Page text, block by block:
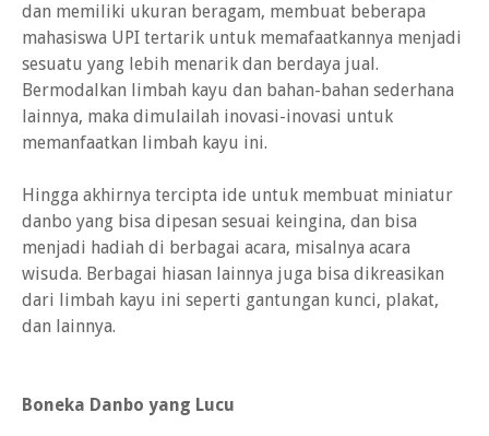
dan memiliki ukuran beragam, membuat beberapa
mahasiswa UPI tertarik untuk memafaatkannya menjadi
sesuatu yang lebih menarik dan berdaya jual.
Bermodalkan limbah kayu dan bahan-bahan sederhana
lainnya, maka dimulailah inovasi-inovasi untuk
memanfaatkan limbah kayu ini.
Hingga akhirnya tercipta ide untuk membuat miniatur
danbo yang bisa dipesan sesuai keingina, dan bisa
menjadi hadiah di berbagai acara, misalnya acara
wisuda. Berbagai hiasan lainnya juga bisa dikreasikan
dari limbah kayu ini seperti gantungan kunci, plakat,
dan lainnya.
Boneka Danbo yang Lucu